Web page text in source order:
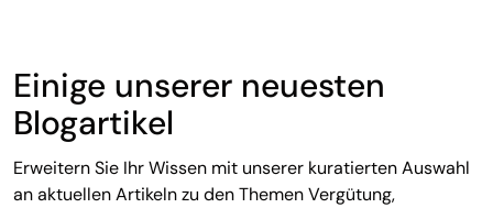
Einige unserer neuesten
Blogartikel
Erweitern Sie Ihr Wissen mit unserer kuratierten Auswahl
an aktuellen Artikeln zu den Themen Vergütung,